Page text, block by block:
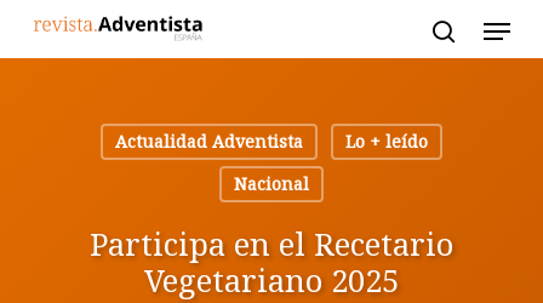
Actualidad Adventista
Lo + leído
Nacional
Participa en el Recetario
Vegetariano 2025